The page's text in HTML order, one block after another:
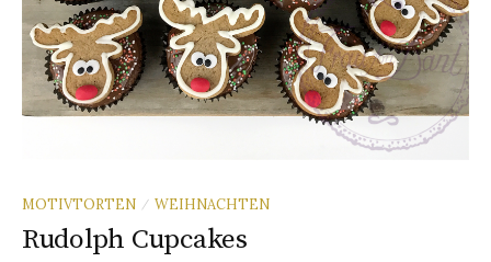
MOTIVTORTEN / WEIHNACHTEN
Rudolph Cupcakes